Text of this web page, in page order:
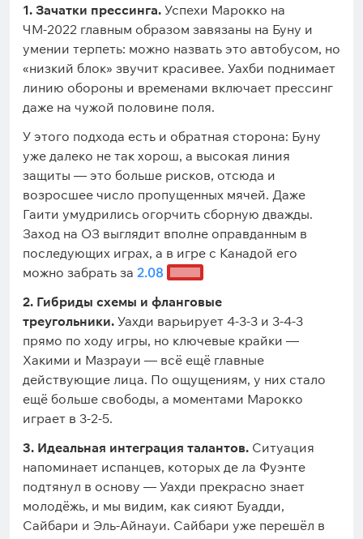
1. Зачатки прессинга. Успехи Марокко на
ЧМ-2022 главным образом завязаны на Буну и
умении терпеть: можно назвать это автобусом, но
«низкий блок» звучит красивее. Уахби поднимает
линию обороны и временами включает прессинг
даже на чужой половине поля.
У этого подхода есть и обратная сторона: Буну
уже далеко не так хорош, а высокая линия
защиты — это больше рисков, отсюда и
возросшее число пропущенных мячей. Даже
Гаити умудрились огорчить сборную дважды.
Заход на ОЗ выглядит вполне оправданным в
последующих играх, а в игре с Канадой его
можно забрать за 2.08
2. Гибриды схемы и фланговые
треугольники. Уахди варьирует 4-3-3 и 3-4-3
прямо по ходу игры, но ключевые крайки —
Хакими и Мазрауи — всё ещё главные
действующие лица. По ощущениям, у них стало
ещё больше свободы, а моментами Марокко
играет в 3-2-5.
3. Идеальная интеграция талантов. Ситуация
напоминает испанцев, которых де ла Фуэнте
подтянул в основу — Уахди прекрасно знает
молодёжь, и мы видим, как сияют Буадди,
Сайбари и Эль-Айнауи. Сайбари уже перешёл в